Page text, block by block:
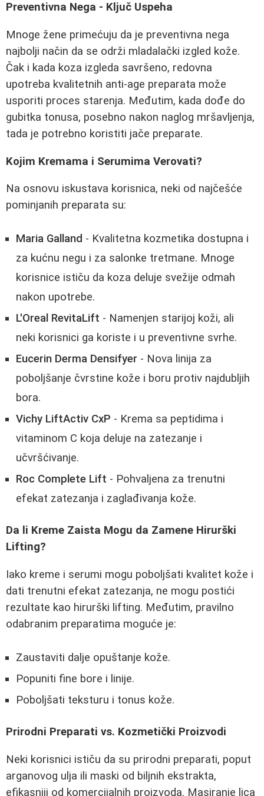
Preventivna Nega - Ključ Uspeha
Mnoge žene primećuju da je preventivna nega
najbolji način da se održi mladalački izgled kože.
Čak i kada koza izgleda savršeno, redovna
upotreba kvalitetnih anti-age preparata može
usporiti proces starenja. Međutim, kada dođe do
gubitka tonusa, posebno nakon naglog mršavljenja,
tada je potrebno koristiti jače preparate.
Kojim Kremama i Serumima Verovati?
Na osnovu iskustava korisnica, neki od najčešće
pominjanih preparata su:
Maria Galland - Kvalitetna kozmetika dostupna i
za kućnu negu i za salonke tretmane. Mnoge
korisnice ističu da koza deluje svežije odmah
nakon upotrebe.
L'Oreal RevitaLift - Namenjen starijoj koži, ali
neki korisnici ga koriste i u preventivne svrhe.
Eucerin Derma Densifyer - Nova linija za
poboljšanje čvrstine kože i boru protiv najdubljih
bora.
Vichy LiftActiv CxP - Krema sa peptidima i
vitaminom C koja deluje na zatezanje i
učvršćivanje.
Roc Complete Lift - Pohvaljena za trenutni
efekat zatezanja i zaglađivanja kože.
Da li Kreme Zaista Mogu da Zamene Hirurški
Lifting?
Iako kreme i serumi mogu poboljšati kvalitet kože i
dati trenutni efekat zatezanja, ne mogu postići
rezultate kao hirurški lifting. Međutim, pravilno
odabranim preparatima moguće je:
Zaustaviti dalje opuštanje kože.
Popuniti fine bore i linije.
Poboljšati teksturu i tonus kože.
Prirodni Preparati vs. Kozmetički Proizvodi
Neki korisnici ističu da su prirodni preparati, poput
arganovog ulja ili maski od biljnih ekstrakta,
efikasniji od komercijalnih proizvoda. Masiranje lica